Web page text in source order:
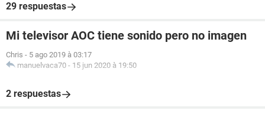
29 respuestas
Mi televisor AOC tiene sonido pero no imagen
Chris - 5 ago 2019 à 03:17
manuelvaca70 - 15 jun 2020 à 19:50
2 respuestas